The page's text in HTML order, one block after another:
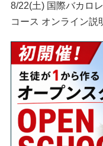
8/22(土) 国際バカロ
コース オンライン説